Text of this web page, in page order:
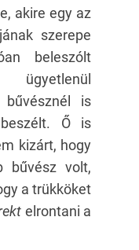
akire egy az
szerepe
beleszólt
is
Ő is
kizárt, hogy
bűvész volt,
a trükköket
elrontani a